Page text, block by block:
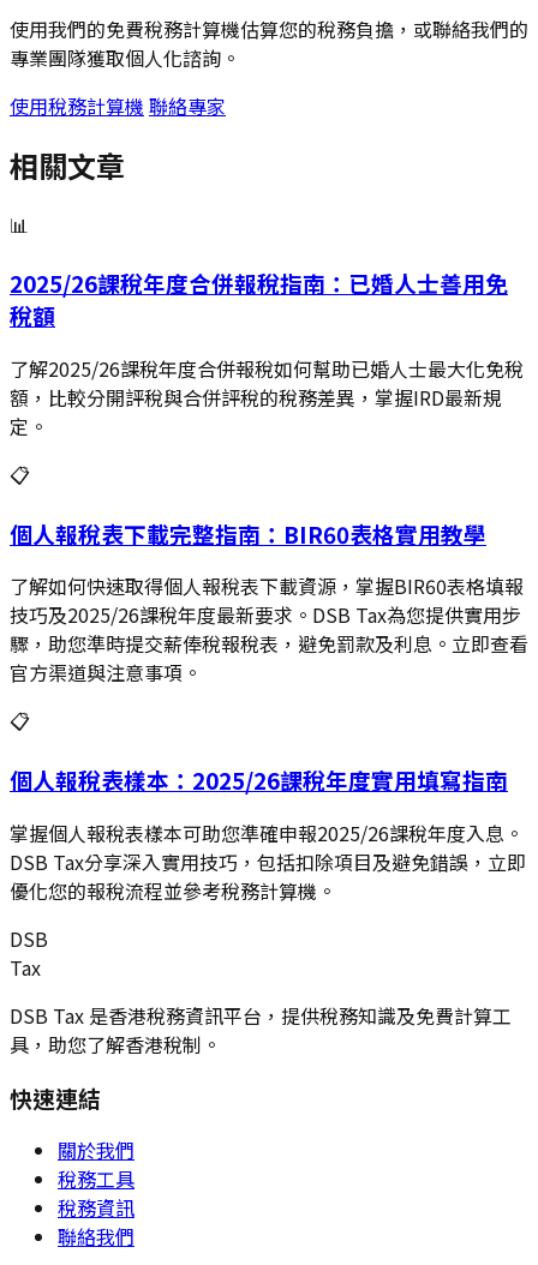
使用我們的免費稅務計算機估算您的稅務負擔，或聯絡我們的
專業團隊獲取個人化諮詢。
使用稅務計算機 聯絡專家
相關文章
📊
2025/26課稅年度合併報稅指南：已婚人士善用免
稅額
了解2025/26課稅年度合併報稅如何幫助已婚人士最大化免稅
額，比較分開評稅與合併評稅的稅務差異，掌握IRD最新規
定。
📋
個人報稅表下載完整指南：BIR60表格實用教學
了解如何快速取得個人報稅表下載資源，掌握BIR60表格填報
技巧及2025/26課稅年度最新要求。DSB Tax為您提供實用步
驟，助您準時提交薪俸稅報稅表，避免罰款及利息。立即查看
官方渠道與注意事項。
📋
個人報稅表樣本：2025/26課稅年度實用填寫指南
掌握個人報稅表樣本可助您準確申報2025/26課稅年度入息。
DSB Tax分享深入實用技巧，包括扣除項目及避免錯誤，立即
優化您的報稅流程並參考稅務計算機。
DSB
Tax
DSB Tax 是香港稅務資訊平台，提供稅務知識及免費計算工
具，助您了解香港稅制。
快速連結
關於我們
稅務工具
稅務資訊
聯絡我們